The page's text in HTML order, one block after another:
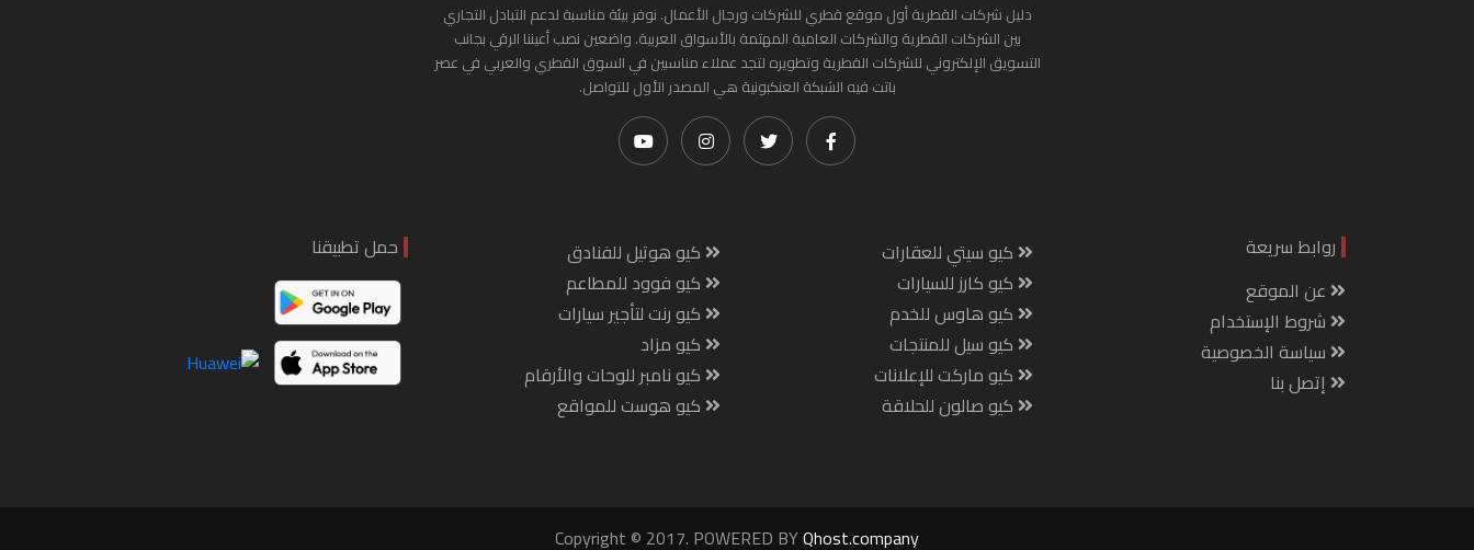
دليل شركات القطرية أول موقع قطري للشركات ورجال الأعمال. نوفر بيئة مناسبة لدعم التبادل التجاري
بين الشركات القطرية والشركات العامية المهتمة بالأسواق العربية. واضعين نصب أعيننا الرقي بجانب
التسويق الإلكتروني للشركات القطرية وتطويره لتجد عملاء مناسبين في السوق القطري والعربي في عصر
باتت فيه الشبكة العنكبونية هي المصدر الأول للتواصل.
روابط سريعة
عن الموقع
شروط الإستخدام
سياسة الخصوصية
إتصل بنا
كيو سيتي للعقارات
كيو كارز للسيارات
كيو هاوس للخدم
كيو سيل للمنتجات
كيو ماركت للإعلانات
كيو صالون للحلاقة
كيو هوتيل للفنادق
كيو فوود للمطاعم
كيو رنت لتأجير سيارات
كيو مزاد
كيو نامبر للوحات والأرقام
كيو هوست للمواقع
حمل تطبيقنا
Copyright © 2017. POWERED BYQhost.company